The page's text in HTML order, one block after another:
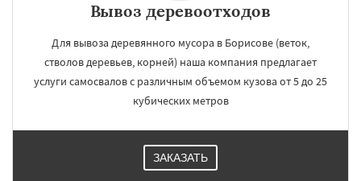
Вывоз деревоотходов
Для вывоза деревянного мусора в Борисове (веток,
стволов деревьев, корней) наша компания предлагает
услуги самосвалов с различным объемом кузова от 5 до 25
кубических метров
ЗАКАЗАТЬ